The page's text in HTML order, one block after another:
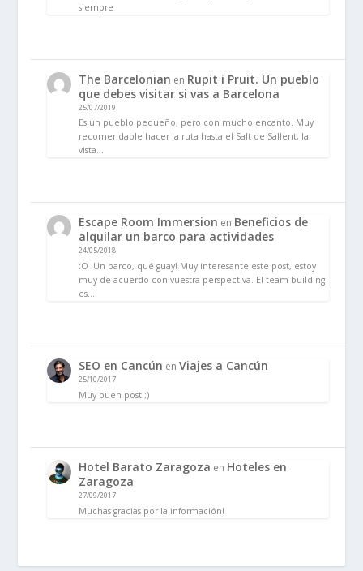
siempre
The Barcelonian en Rupit i Pruit. Un pueblo
que debes visitar si vas a Barcelona
25/07/2019
Es un pueblo pequeño, pero con mucho encanto. Muy
recomendable hacer la ruta hasta el Salt de Sallent, la
vista…
Escape Room Immersion en Beneficios de
alquilar un barco para actividades
24/05/2018
:O ¡Un barco, qué guay! Muy interesante este post, estoy
muy de acuerdo con vuestra perspectiva. El team building
es…
SEO en Cancún enViajes a Cancún
25/10/2017
Muy buen post ;)
Hotel Barato Zaragoza en Hoteles en
Zaragoza
27/09/2017
Muchas gracias por la información!